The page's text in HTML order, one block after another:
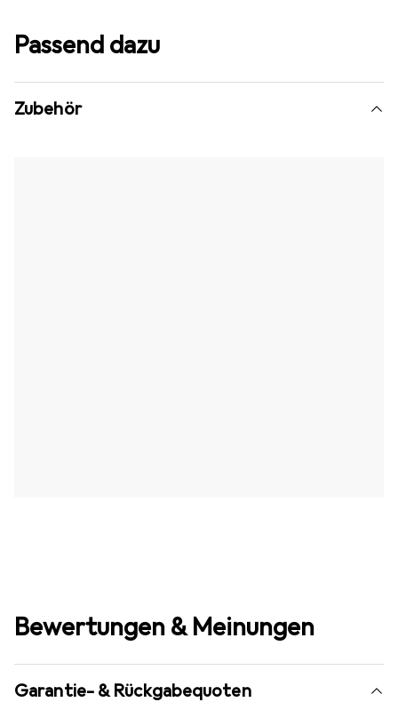
Passend dazu
Zubehör
Bewertungen & Meinungen
Garantie- & Rückgabequoten